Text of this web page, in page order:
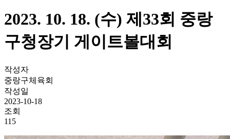
2023. 10. 18. (수) 제33회 중랑
구청장기 게이트볼대회
작성자
중랑구체육회
작성일
2023-10-18
조회
115